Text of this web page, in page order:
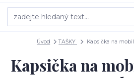
Úvod TAŠKY Kapsička na
Kapsička na